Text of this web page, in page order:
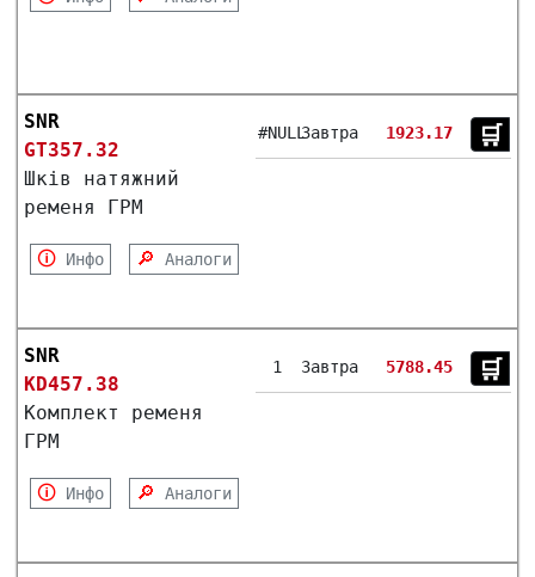
SNR
GT357.32
Шків натяжний
ременя ГРМ
🛈Инфо 🔎 Аналоги
#NULLЗавтра 1923.17 🛒︎
SNR
KD457.38
Комплект ременя
ГРМ
🛈Инфо 🔎 Аналоги
1 Завтра 5788.45 🛒︎